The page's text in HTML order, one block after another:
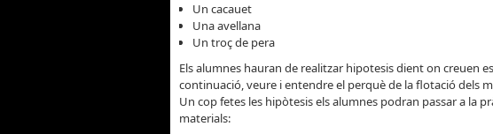
Un cacauet
Una avellana
Un troç de pera
Els alumnes hauran de realitzar hipotesis dient on creuen
continuació, veure i entendre el perquè de la flotació dels
Un cop fetes les hipòtesis els alumnes podran passar a la
materials: